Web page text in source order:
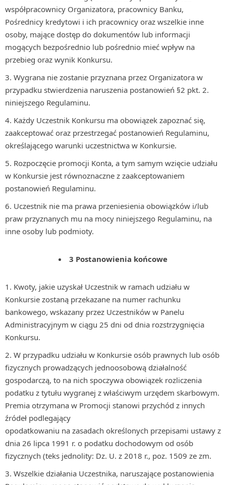
współpracownicy Organizatora, pracownicy Banku,
Pośrednicy kredytowi i ich pracownicy oraz wszelkie inne
osoby, mające dostęp do dokumentów lub informacji
mogących bezpośrednio lub pośrednio mieć wpływ na
przebieg oraz wynik Konkursu.
Wygrana nie zostanie przyznana przez Organizatora w
przypadku stwierdzenia naruszenia postanowień §2 pkt. 2.
niniejszego Regulaminu.
Każdy Uczestnik Konkursu ma obowiązek zapoznać się,
zaakceptować oraz przestrzegać postanowień Regulaminu,
określającego warunki uczestnictwa w Konkursie.
Rozpoczęcie promocji Konta, a tym samym wzięcie udziału
w Konkursie jest równoznaczne z zaakceptowaniem
postanowień Regulaminu.
Uczestnik nie ma prawa przeniesienia obowiązków i/lub
praw przyznanych mu na mocy niniejszego Regulaminu, na
inne osoby lub podmioty.
3 Postanowienia końcowe
Kwoty, jakie uzyskał Uczestnik w ramach udziału w
Konkursie zostaną przekazane na numer rachunku
bankowego, wskazany przez Uczestników w Panelu
Administracyjnym w ciągu 25 dni od dnia rozstrzygnięcia
Konkursu.
W przypadku udziału w Konkursie osób prawnych lub osób
fizycznych prowadzących jednoosobową działalność
gospodarczą, to na nich spoczywa obowiązek rozliczenia
podatku z tytułu wygranej z właściwym urzędem skarbowym.
Premia otrzymana w Promocji stanowi przychód z innych
źródeł podlegający
opodatkowaniu na zasadach określonych przepisami ustawy z
dnia 26 lipca 1991 r. o podatku dochodowym od osób
fizycznych (teks jednolity: Dz. U. z 2018 r., poz. 1509 ze zm.
Wszelkie działania Uczestnika, naruszające postanowienia